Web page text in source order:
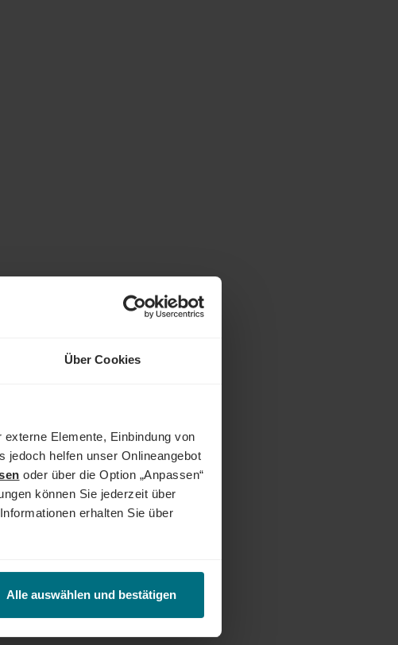
Über Cookies
Elemente, Einbindung von
jedoch helfen unser Onlineangebot
oder über die Option „Anpassen“
können Sie jederzeit über
erhalten Sie über
Alle auswählen und bestätigen